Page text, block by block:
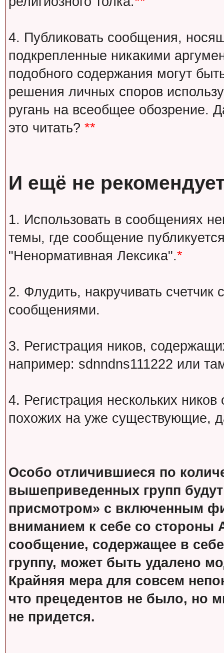
4. Публиковать сообщения,
подкрепленные никакими
подобного содержания могут
решения личных споров
ругань на всеобщее обозрение.
это читать? **
И ещё не
1. Использовать в сообщениях
темы, где сообщение
"Ненормативная Лексика".*
2. Флудить, накручивать
сообщениями.
3. Регистрация ников,
например: sdnndns111222 или
4. Регистрация нескольких
похожих на уже существующие,
Особо отличившиеся по
вышеприведенных групп
присмотром» с включенным
вниманием к себе со стороны
сообщение, содержащее в
группу, может быть удалено
Крайняя мера для совсем
что прецедентов не было, но
не придется.